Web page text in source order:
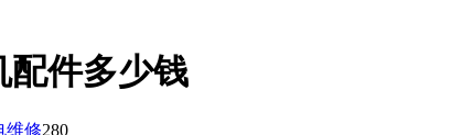
配件多少钱
维修280